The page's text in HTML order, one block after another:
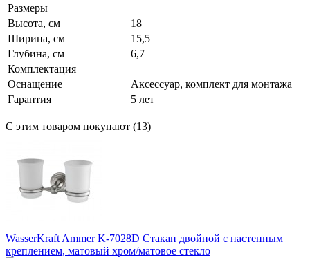
Размеры
Высота, см
18
Ширина, см
15,5
Глубина, см
6,7
Комплектация
Оснащение
Аксессуар, комплект для монтажа
Гарантия
5 лет
С этим товаром покупают (13)
WasserKraft Ammer K-7028D Стакан двойной с настенным
креплением, матовый хром/матовое стекло